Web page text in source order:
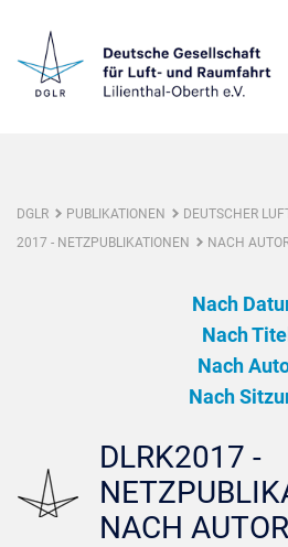
DGLR PUBLIKATIONEN
DEUTSCHER
2017 - NETZPUBLIKATIONEN
NACH
Nach
Nach Titel
Nach
Nach
DLRK2017 -
NACH AUTOR